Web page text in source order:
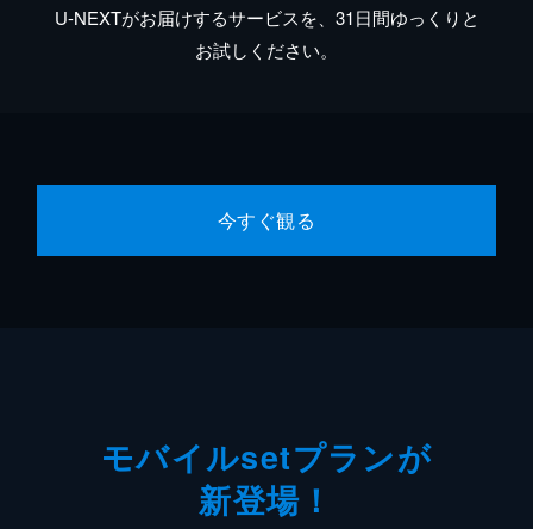
U-NEXTがお届けするサービスを、31日間ゆっくりと
お試しください。
今すぐ観る
モバイルsetプランが
新登場！